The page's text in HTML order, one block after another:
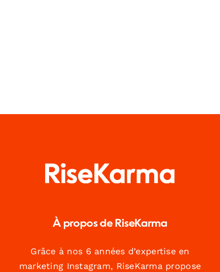
À propos de RiseKarma
Grâce à nos 6 années d’expertise en
marketing Instagram, RiseKarma propose